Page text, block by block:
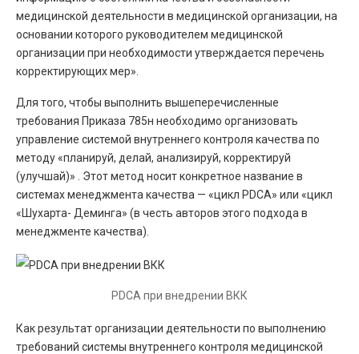
медицинской деятельности в медицинской организации, на
основании которого руководителем медицинской
организации при необходимости утверждается перечень
корректирующих мер».
Для того, чтобы выполнить вышеперечисленные
требования Приказа 785н необходимо организовать
управление системой внутреннего контроля качества по
методу «планируй, делай, анализируй, корректируй
(улучшай)» . Этот метод носит конкретное название в
системах менеджмента качества — «цикл PDCA» или «цикл
«Шухарта- Деминга» (в честь авторов этого подхода в
менеджменте качества).
PDCA при внедрении ВКК
Как результат организации деятельности по выполнению
требований системы внутреннего контроля медицинской